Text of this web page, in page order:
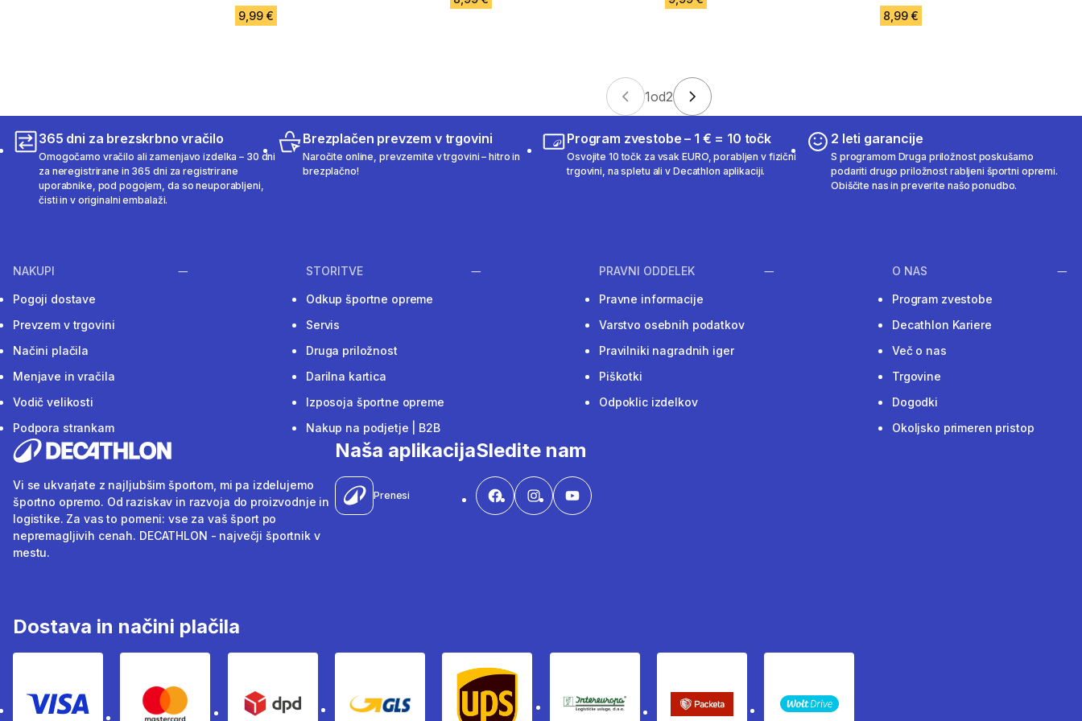
9,99 € 8,99 €
1od2
365 dni za brezskrbno vračilo
Omogočamo vračilo ali zamenjavo izdelka – 30 dni
za neregistrirane in 365 dni za registrirane
uporabnike, pod pogojem, da so neuporabljeni,
čisti in v originalni embalaži.
Brezplačen prevzem v trgovini
Naročite online, prevzemite v trgovini – hitro in
brezplačno!
Program zvestobe – 1 € = 10 točk
Osvojite 10 točk za vsak EURO, porabljen v fizični
trgovini, na spletu ali v Decathlon aplikaciji.
2 leti garancije
S programom Druga priložnost poskušamo
podariti drugo priložnost rabljeni športni opremi.
Obiščite nas in preverite našo ponudbo.
NAKUPI
Pogoji dostave
Prevzem v trgovini
Načini plačila
Menjave in vračila
Vodič velikosti
Podpora strankam
STORITVE
Odkup športne opreme
Servis
Druga priložnost
Darilna kartica
Izposoja športne opreme
Nakup na podjetje | B2B
PRAVNI ODDELEK
Pravne informacije
Varstvo osebnih podatkov
Pravilniki nagradnih iger
Piškotki
Odpoklic izdelkov
O NAS
Program zvestobe
Decathlon Kariere
Več o nas
Trgovine
Dogodki
Okoljsko primeren pristop
Vi se ukvarjate z najljubšim športom, mi pa izdelujemo
športno opremo. Od raziskav in razvoja do proizvodnje in
logistike. Za vas to pomeni: vse za vaš šport po
nepremagljivih cenah. DECATHLON - največji športnik v
mestu.
Naša aplikacija
Prenesi
Sledite nam
Dostava in načini plačila
Visa Mastercard Dpd Gls Ups Intereuropa Packeta Sledenje pošiljki
WOLT